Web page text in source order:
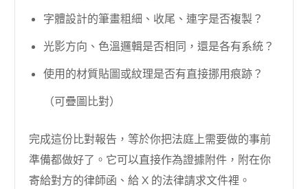
字體設計的筆畫粗細、收尾、連字是否複製？
光影方向、色溫邏輯是否相同，還是各有系統？
使用的材質貼圖或紋理是否有直接挪用痕跡？
（可疊圖比對）
完成這份比對報告，等於你把法庭上需要做的事前
準備都做好了。它可以直接作為證據附件，附在你
寄給對方的律師函、給 X 的法律請求文件裡。